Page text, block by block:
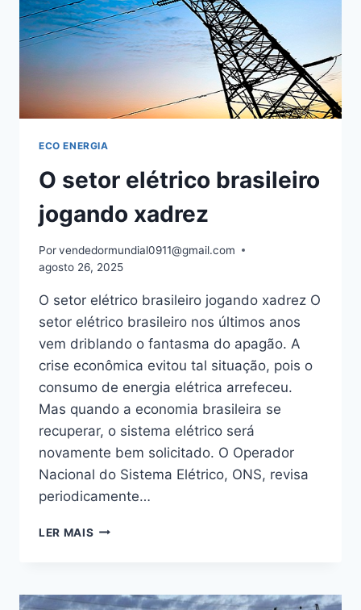
ECO ENERGIA
O setor elétrico brasileiro
jogando xadrez
Porvendedormundial0911@gmail.com
agosto 26, 2025
O setor elétrico brasileiro jogando xadrez O
setor elétrico brasileiro nos últimos anos
vem driblando o fantasma do apagão. A
crise econômica evitou tal situação, pois o
consumo de energia elétrica arrefeceu.
Mas quando a economia brasileira se
recuperar, o sistema elétrico será
novamente bem solicitado. O Operador
Nacional do Sistema Elétrico, ONS, revisa
periodicamente…
LER MAIS O
JOGANDO